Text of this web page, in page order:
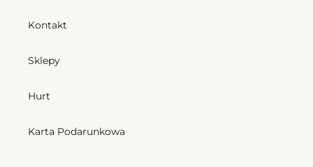
Kontakt
Sklepy
Hurt
Karta Podarunkowa